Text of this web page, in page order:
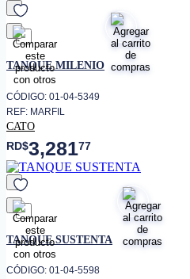
favorito
TANQUE MILENIO
CÓDIGO: 01-04-5349
REF: MARFIL
CATO
RD$3,28177
favorito
TANQUE SUSTENTA
CÓDIGO: 01-04-5598